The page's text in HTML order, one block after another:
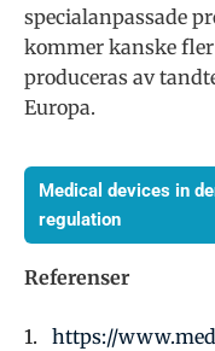
specialanpassade
kommer kanske
produceras av
Europa.
Medical devices in
regulation
Referenser
https://